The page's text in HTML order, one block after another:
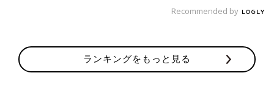
Recommended by
ランキングをもっと見る